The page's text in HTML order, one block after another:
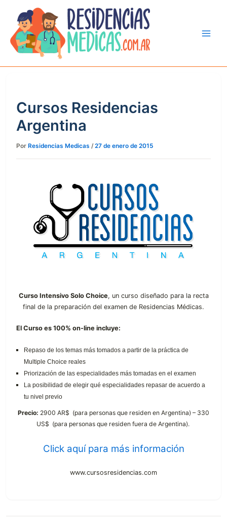
contenido
Cursos Residencias
Argentina
Por Residencias Medicas /27 de enero de 2015
Curso Intensivo Solo Choice, un curso diseñado para la recta
final de la preparación del examen de Residencias Médicas.
El Curso es 100% on-line incluye:
Repaso de los temas más tomados a partir de la práctica de
Multiple Choice reales
Priorización de las especialidades más tomadas en el examen
La posibilidad de elegir qué especialidades repasar de acuerdo a
tu nivel previo
Precio: 2900 AR$ (para personas que residen en Argentina) – 330
US$ (para personas que residen fuera de Argentina).
Click aquí para más información
www.cursosresidencias.com